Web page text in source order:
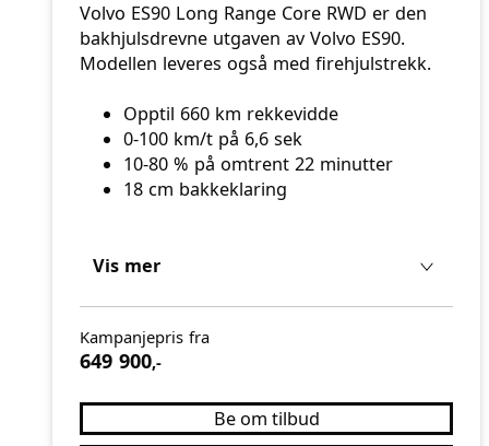
Volvo ES90 Long Range Core RWD er den
bakhjulsdrevne utgaven av Volvo ES90.
Modellen leveres også med firehjulstrekk.
Opptil 660 km rekkevidde
0-100 km/t på 6,6 sek
10-80 % på omtrent 22 minutter
18 cm bakkeklaring
Vis mer
Kampanjepris fra
649 900,-
Be om tilbud